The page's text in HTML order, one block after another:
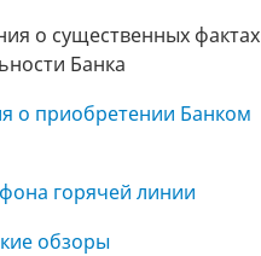
о существенных фактах
Банка
о приобретении Банком
горячей линии
обзоры